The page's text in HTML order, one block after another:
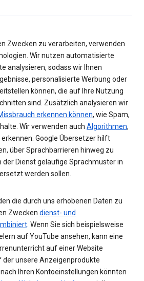
Zwecken zu verarbeiten, verwenden
Wir nutzen automatisierte
analysieren, sodass wir Ihnen
personalisierte Werbung oder
können, die auf Ihre Nutzung
sind. Zusätzlich analysieren wir
erkennen können, wie Spam,
Wir verwenden auch Algorithmen,
Google Übersetzer hilft
über Sprachbarrieren hinweg zu
Dienst geläufige Sprachmuster in
werden sollen.
die durch uns erhobenen Daten zu
Zwecken dienst- und
. Wenn Sie sich beispielsweise
auf YouTube ansehen, kann eine
auf einer Website
unsere Anzeigenprodukte
Ihren Kontoeinstellungen könnten